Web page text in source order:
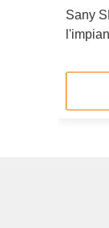
Sany